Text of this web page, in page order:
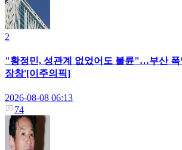
2
"황정민, 성관계 없었어도 불륜"…부산 폭
장창'[이주의픽]
2026-08-08 06:13
74